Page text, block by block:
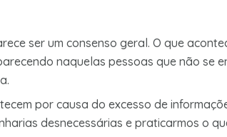
ser um consenso geral. O que
naquelas pessoas que não se
por causa do excesso de
desnecessárias e praticarmos o